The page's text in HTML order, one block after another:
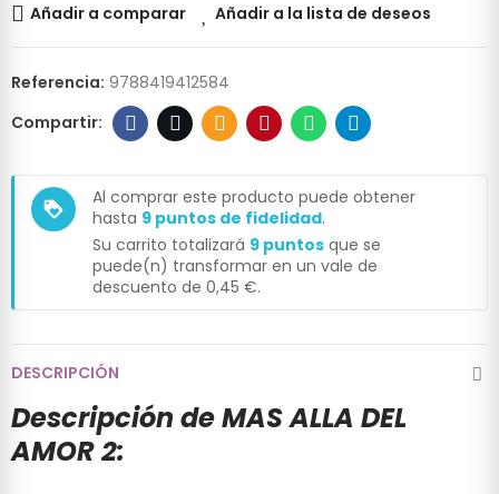
Añadir a comparar Añadir a la lista de deseos
Referencia: 9788419412584
loyalty
Al comprar este producto puede obtener
hasta 9 puntos de fidelidad.
Su carrito totalizará 9 puntos que se
puede(n) transformar en un vale de
descuento de 0,45 €.
DESCRIPCIÓN
Descripción de MAS ALLA DEL
AMOR 2: